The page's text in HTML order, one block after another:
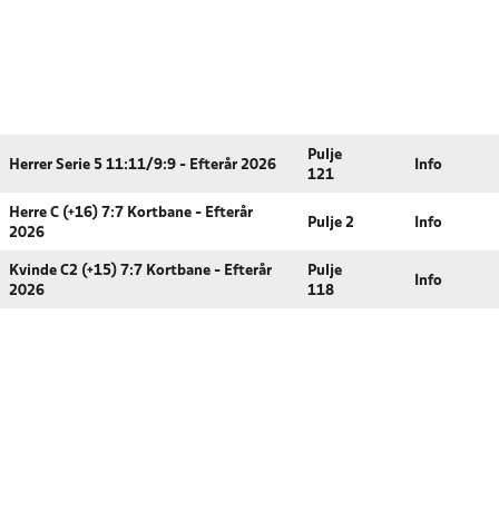
Herrer Serie 5 11:11/9:9 - Efterår 2026
Pulje
121
Info
Herre C (+16) 7:7 Kortbane - Efterår
2026
Pulje 2 Info
Kvinde C2 (+15) 7:7 Kortbane - Efterår
2026
Pulje
118
Info